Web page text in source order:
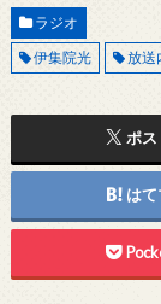
ラジオ
伊集院光
放送
ポス
はて